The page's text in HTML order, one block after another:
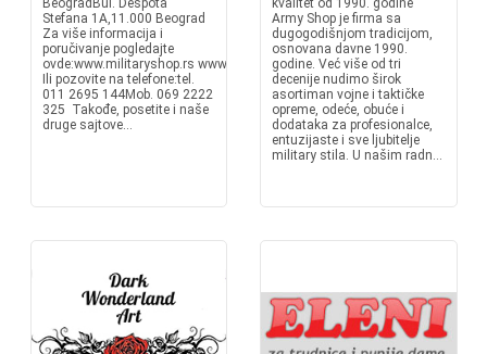
BeogradBul. Despota
Stefana 1A,11.000 Beograd
Za više informacija i
poručivanje pogledajte
ovde:www.militaryshop.rs
Ili pozovite na telefone:tel.
011 2695 144Mob. 069 2222
325 Takođe, posetite i naše
druge sajtove...
kvalitet od 1990. godine
Army Shop je firma sa
dugogodišnjom tradicijom,
osnovana davne 1990.
godine. Već više od tri
decenije nudimo širok
asortiman vojne i taktičke
opreme, odeće, obuće i
dodataka za profesionalce,
entuzijaste i sve ljubitelje
military stila. U našim radn...